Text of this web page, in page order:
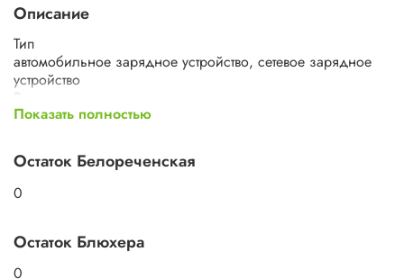
Описание
Тип
автомобильное зарядное устройство, сетевое зарядное
устройство
В составе комплекта
сетевое и автомобильное ЗУ в одном корпусе, штекер в
Количество разъемов 2
Разъем на блоке питания USB Type-A, USB Type-C
Разъем кабеля USB Type-A, USB Type-C
Quick Charge 3.0, Samsung Adaptive Fast Charging,
Показать полностью
Остаток Белореченская
0
Остаток Блюхера
0